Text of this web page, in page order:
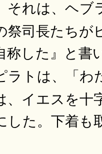
それは、ヘブ
祭司長たちが
称した』と書
ラトは、「わ
、イエスを十
した。下着も